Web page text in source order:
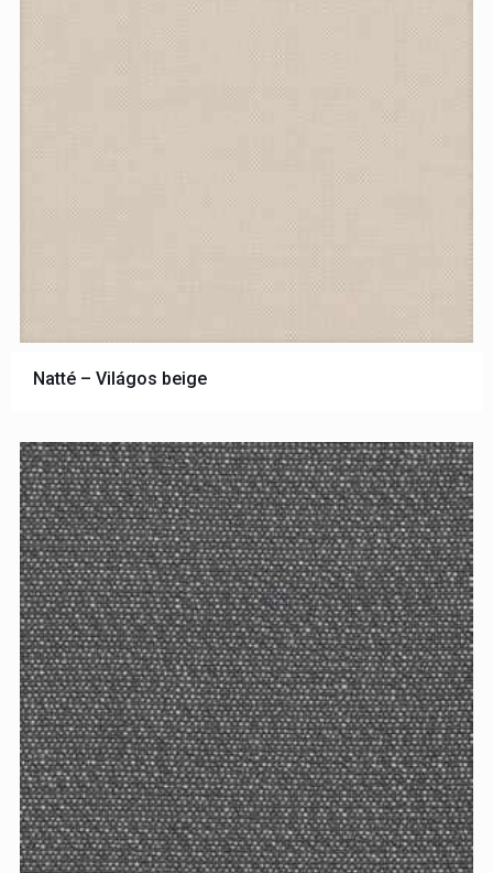
Natté – Világos beige